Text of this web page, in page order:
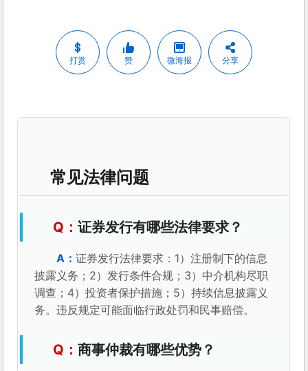
打赏 赞 微海报 分享
常见法律问题
证券发行有哪些法律要求？
证券发行法律要求：1）注册制下的信息
披露义务；2）发行条件合规；3）中介机构尽职
调查；4）投资者保护措施；5）持续信息披露义
务。违反规定可能面临行政处罚和民事赔偿。
商事仲裁有哪些优势？